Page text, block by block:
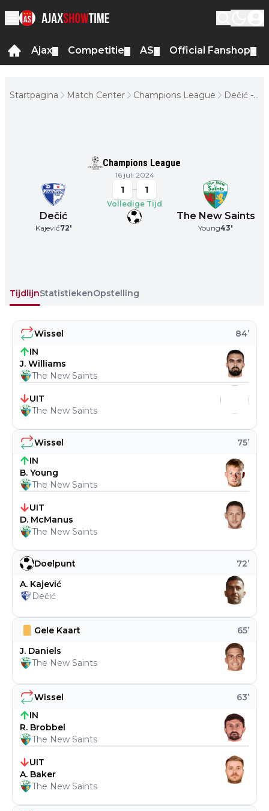
Ajax Competitie AS Official Fanshop
Startpagina Match Center Champions League
Dečić -
Champions League
16 juli 2024
Dečić
Kajević72'
1 1
Volledige Tijd
The New Saints
Young43'
TijdlijnStatistiekenOpstelling
Wissel 63’
IN
R. Brobbel
The New Saints
UIT
A. Baker
The New Saints
Gele Kaart 65’
J. Daniels
The New Saints
Doelpunt 72’
A. Kajević
Dečić
Wissel 75’
IN
B. Young
The New Saints
UIT
D. McManus
The New Saints
Wissel 84’
IN
J. Williams
The New Saints
UIT
The New Saints